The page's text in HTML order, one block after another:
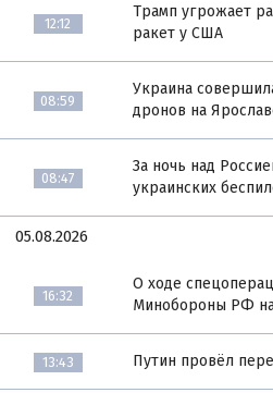
12:12
Трамп угрожает
ракет у США
08:59
Украина
дронов на
08:47
За ночь над
украинских
05.08.2026
16:32
О ходе
Минобороны РФ на
13:43 Путин провёл